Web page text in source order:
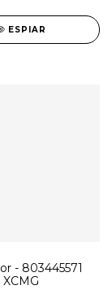
ESPIAR
- 803445571
XCMG